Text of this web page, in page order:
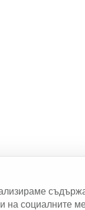
на социалните